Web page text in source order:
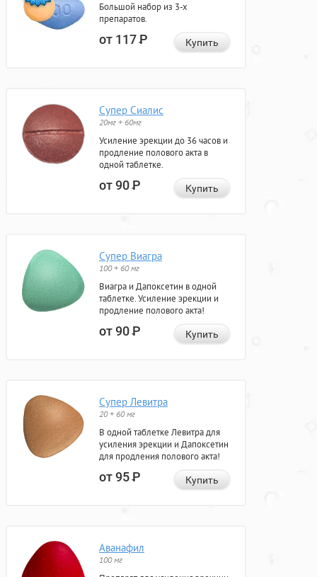
Большой набор из 3-х
препаратов.
от 117Р Купить
Супер Сиалис
20мг + 60мг
Усиление эрекции до 36 часов и
продление полового акта в
одной таблетке.
от 90Р Купить
Супер Виагра
100 + 60 мг
Виагра и Дапоксетин в одной
таблетке. Усиление эрекции и
продление полового акта!
от 90Р Купить
Супер Левитра
20 + 60 мг
В одной таблетке Левитра для
усиления эрекции и Дапоксетин
для продления полового акта!
от 95Р Купить
Аванафил
100 мг